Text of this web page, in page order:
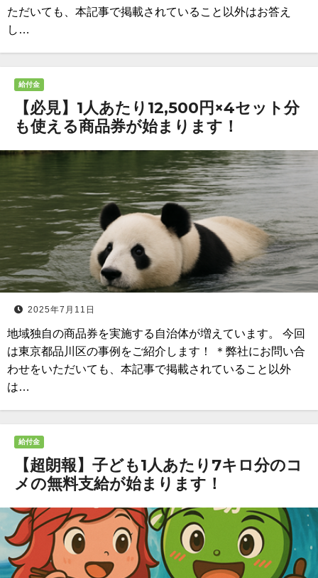
ただいても、本記事で掲載されていること以外はお答え
し…
給付金
【必見】1人あたり12,500円×4セット分
も使える商品券が始まります！
2025年7月11日
地域独自の商品券を実施する自治体が増えています。 今回
は東京都品川区の事例をご紹介します！ ＊弊社にお問い合
わせをいただいても、本記事で掲載されていること以外
は…
給付金
【超朗報】子ども1人あたり7キロ分のコ
メの無料支給が始まります！